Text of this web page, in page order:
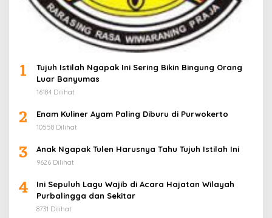
1
Tujuh Istilah Ngapak Ini Sering Bikin Bingung Orang
Luar Banyumas
16184 Dilihat
2 Enam Kuliner Ayam Paling Diburu di Purwokerto
10558 Dilihat
3 Anak Ngapak Tulen Harusnya Tahu Tujuh Istilah Ini
9626 Dilihat
4
Ini Sepuluh Lagu Wajib di Acara Hajatan Wilayah
Purbalingga dan Sekitar
8731 Dilihat